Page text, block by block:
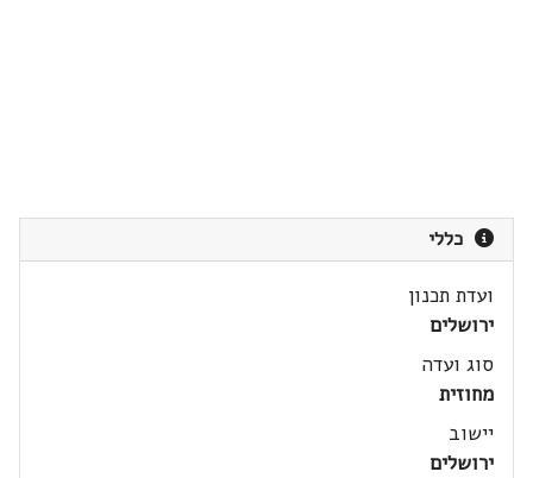
כללי
ועדת תכנון
ירושלים
סוג ועדה
מחוזית
יישוב
ירושלים